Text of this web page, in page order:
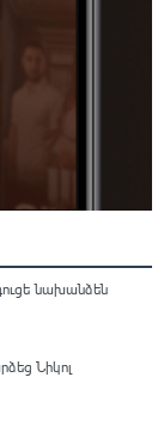
նախանձեն
Նիկոլ